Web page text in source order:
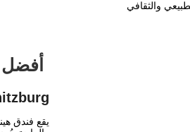
أفضل
يقع فندق